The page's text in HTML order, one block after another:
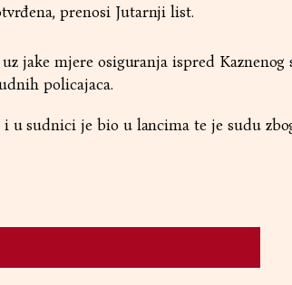
prenosi Jutarnji list.
jake mjere osiguranja ispred Kaznenog
policajaca.
u sudnici je bio u lancima te je sudu